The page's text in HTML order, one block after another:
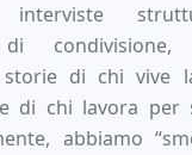
interviste
condivisione,
di chi vive
di chi lavora per
abbiamo